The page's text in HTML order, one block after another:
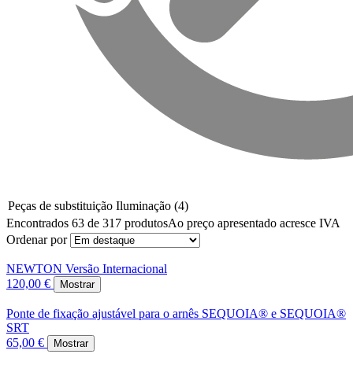
Peças de substituição Iluminação (4)
Encontrados 63 de 317 produtosAo preço apresentado acresce IVA
Ordenar por
NEWTON Versão Internacional
120,00 €
Mostrar
Ponte de fixação ajustável para o arnês SEQUOIA® e SEQUOIA®
SRT
65,00 €
Mostrar